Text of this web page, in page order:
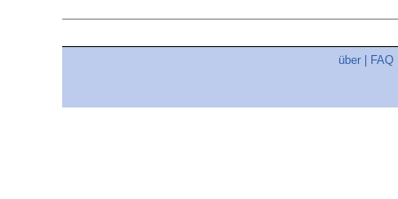
über FAQ